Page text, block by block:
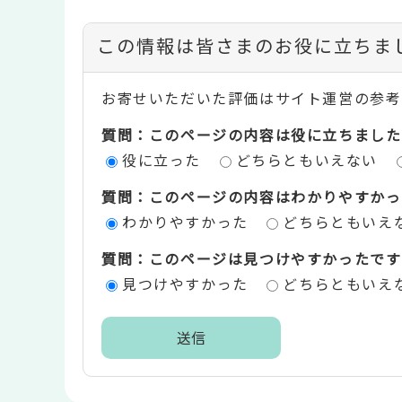
コ
ン
テ
ン
評
エ
この情報は皆さまのお役に立ちま
お寄せいただいた評価はサイト運営の参考
質問：このページの内容は役に立ちました
役に立った
どちらともいえない
質問：このページの内容はわかりやすか
わかりやすかった
どちらともいえ
質問：このページは見つけやすかったです
見つけやすかった
どちらともいえ